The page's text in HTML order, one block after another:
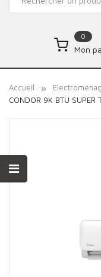
0
Mon
Accueil
CONDOR 9K BTU SUPER